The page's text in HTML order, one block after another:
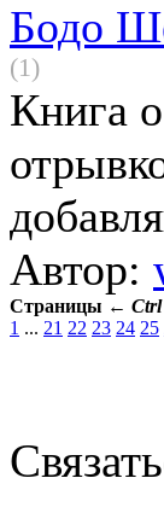
Бодо
(1)
Книга
Автор:
Страницы ← Ctrl
1 ... 21 22 23 24 25